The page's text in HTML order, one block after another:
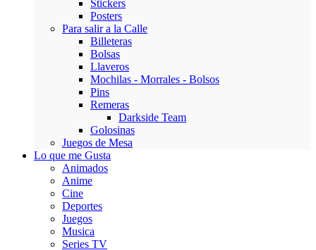
Stickers
Posters
Para salir a la Calle
Billeteras
Bolsas
Llaveros
Mochilas - Morrales - Bolsos
Pins
Remeras
Darkside Team
Golosinas
Juegos de Mesa
Lo que me Gusta
Animados
Anime
Cine
Deportes
Juegos
Musica
Series TV